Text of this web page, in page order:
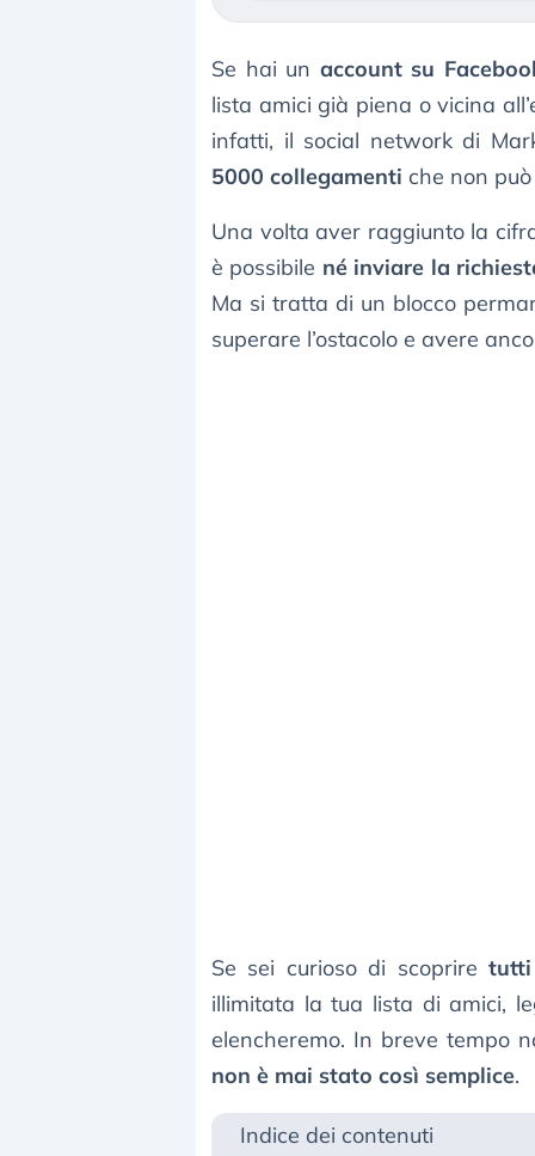
Se hai un account su
lista amici già piena o vicina
infatti, il social network di
5000 collegamenti che non
Una volta aver raggiunto la
è possibile né inviare la
Ma si tratta di un blocco
superare l’ostacolo e avere
Se sei curioso di scoprire
illimitata la tua lista di amici,
elencheremo. In breve tempo
non è mai stato così semplice.
Indice dei contenuti